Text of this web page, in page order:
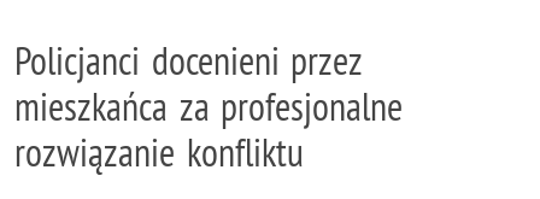
Policjanci docenieni przez
mieszkańca za profesjonalne
rozwiązanie konfliktu